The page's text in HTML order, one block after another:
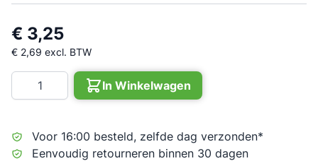
€ 3,25
€ 2,69 excl. BTW
Aantal
In Winkelwagen
Voor 16:00 besteld, zelfde dag verzonden*
Eenvoudig retourneren binnen 30 dagen